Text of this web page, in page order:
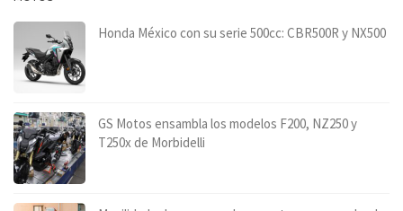
Honda México con su serie 500cc: CBR500R y NX500
GS Motos ensambla los modelos F200, NZ250 y
T250x de Morbidelli